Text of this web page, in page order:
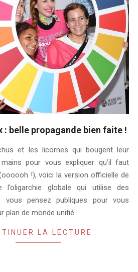
: belle propagande bien faite !
et les licornes qui bougent leur
pour vous expliquer qu’il faut
!), voici la version officielle de
l’oligarchie globale qui utilise des
vous pensez publiques pour vous
plan de monde unifié
LA LECTURE